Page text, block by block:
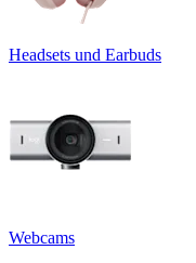
Headsets und Earbuds
Webcams